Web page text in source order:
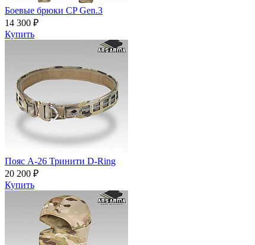
Боевые брюки CP Gen.3
14 300 ₽
Купить
Пояс A-26 Тринити D-Ring
20 200 ₽
Купить